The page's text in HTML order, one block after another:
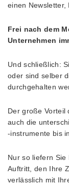
einen Newsletter,
Frei nach dem
Unternehmen
Und schließlich:
oder sind selber
durchgehalten
Der große Vorteil
auch die
-instrumente bis
Nur so liefern
Auftritt, den Ihre
verlässlich mit